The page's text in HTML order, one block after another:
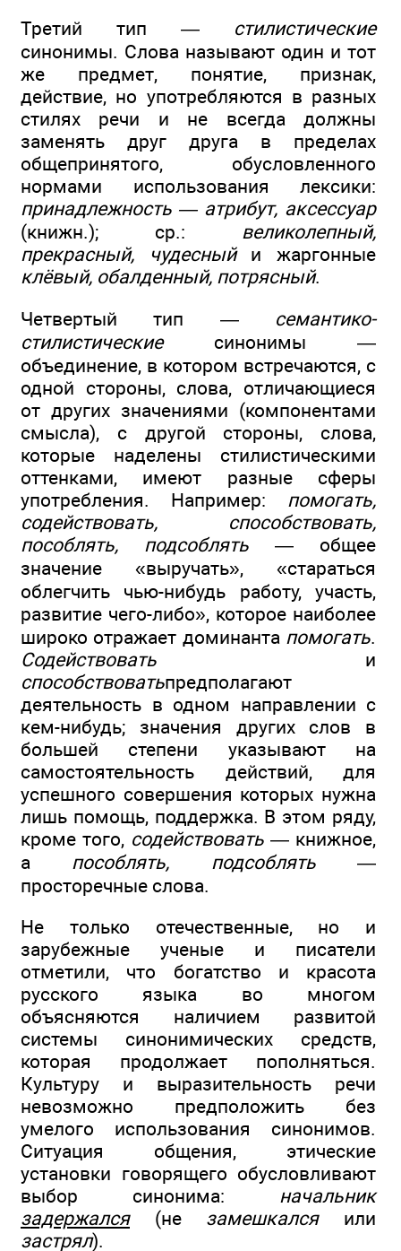
Третий тип — стилистические
синонимы. Слова называют один и тот
же предмет, понятие, признак,
действие, но употребляются в разных
стилях речи и не всегда должны
заменять друг друга в пределах
общепринятого, обусловленного
нормами использования лексики:
принадлежность — атрибут, аксессуар
(книжн.); ср.: великолепный,
прекрасный, чудесныйи жаргонные
клёвый, обалденный, потрясный.
Четвертый тип — семантико-
стилистическиесинонимы —
объединение, в котором встречаются, с
одной стороны, слова, отличающиеся
от других значениями (компонентами
смысла), с другой стороны, слова,
которые наделены стилистическими
оттенками, имеют разные сферы
употребления. Например: помогать,
содействовать, способствовать,
пособлять, подсоблять — общее
значение «выручать», «стараться
облегчить чью-нибудь работу, участь,
развитие чего-либо», которое наиболее
широко отражает доминанта помогать.
Содействовать и
способствоватьпредполагают
деятельность в одном направлении с
кем-нибудь; значения других слов в
большей степени указывают на
самостоятельность действий, для
успешного совершения которых нужна
лишь помощь, поддержка. В этом ряду,
кроме того, содействовать — книжное,
а пособлять, подсоблять—
просторечные слова.
Не только отечественные, но и
зарубежные ученые и писатели
отметили, что богатство и красота
русского языка во многом
объясняются наличием развитой
системы синонимических средств,
которая продолжает пополняться.
Культуру и выразительность речи
невозможно предположить без
умелого использования синонимов.
Ситуация общения, этические
установки говорящего обусловливают
выбор синонима: начальник
задержался(не замешкалсяили
застрял).